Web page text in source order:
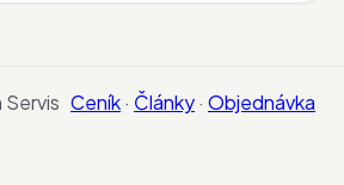
Servis Ceník· Články· Objednávka